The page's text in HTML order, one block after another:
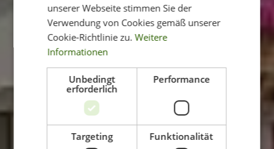
unserer Webseite stimmen Sie der
Verwendung von Cookies gemäß unserer
Cookie-Richtlinie zu. Weitere
Informationen
Unbedingt
erforderlich
Performance
Targeting Funktionalität